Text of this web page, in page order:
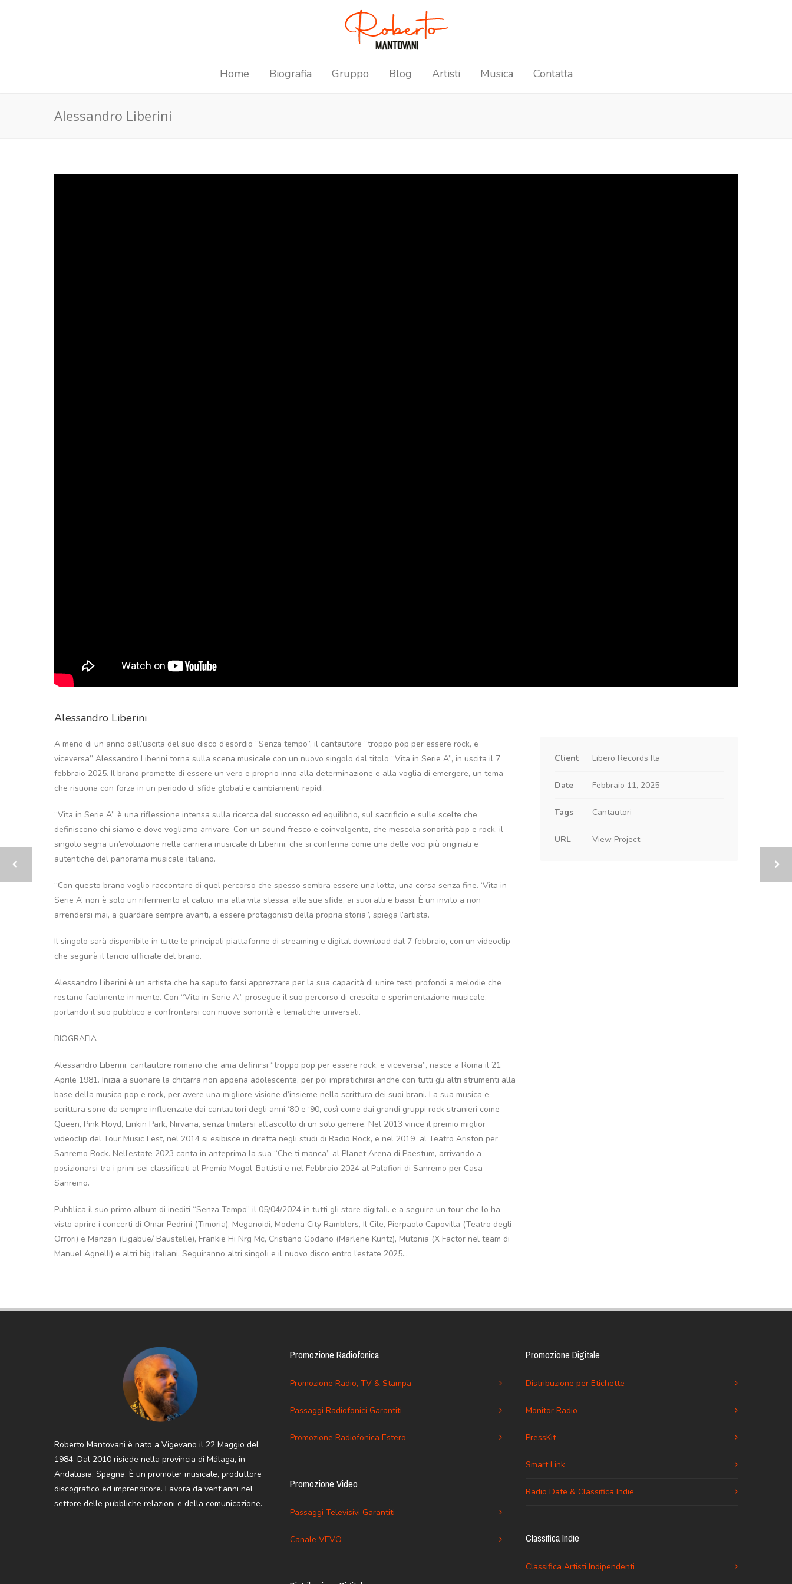
Home Biografia Gruppo Blog Artisti Musica Contatta
Alessandro Liberini
Alessandro Liberini
A meno di un anno dall’uscita del suo disco d’esordio “Senza tempo”, il cantautore “troppo pop per essere rock, e
viceversa” Alessandro Liberini torna sulla scena musicale con un nuovo singolo dal titolo “Vita in Serie A”, in uscita il 7
febbraio 2025. Il brano promette di essere un vero e proprio inno alla determinazione e alla voglia di emergere, un tema
che risuona con forza in un periodo di sfide globali e cambiamenti rapidi.
“Vita in Serie A” è una riflessione intensa sulla ricerca del successo ed equilibrio, sul sacrificio e sulle scelte che
definiscono chi siamo e dove vogliamo arrivare. Con un sound fresco e coinvolgente, che mescola sonorità pop e rock, il
singolo segna un’evoluzione nella carriera musicale di Liberini, che si conferma come una delle voci più originali e
autentiche del panorama musicale italiano.
“Con questo brano voglio raccontare di quel percorso che spesso sembra essere una lotta, una corsa senza fine. ‘Vita in
Serie A’ non è solo un riferimento al calcio, ma alla vita stessa, alle sue sfide, ai suoi alti e bassi. È un invito a non
arrendersi mai, a guardare sempre avanti, a essere protagonisti della propria storia”, spiega l’artista.
Il singolo sarà disponibile in tutte le principali piattaforme di streaming e digital download dal 7 febbraio, con un videoclip
che seguirà il lancio ufficiale del brano.
Alessandro Liberini è un artista che ha saputo farsi apprezzare per la sua capacità di unire testi profondi a melodie che
restano facilmente in mente. Con “Vita in Serie A”, prosegue il suo percorso di crescita e sperimentazione musicale,
portando il suo pubblico a confrontarsi con nuove sonorità e tematiche universali.
BIOGRAFIA
Alessandro Liberini, cantautore romano che ama definirsi “troppo pop per essere rock, e viceversa”, nasce a Roma il 21
Aprile 1981. Inizia a suonare la chitarra non appena adolescente, per poi impratichirsi anche con tutti gli altri strumenti alla
base della musica pop e rock, per avere una migliore visione d’insieme nella scrittura dei suoi brani. La sua musica e
scrittura sono da sempre influenzate dai cantautori degli anni ‘80 e ‘90, così come dai grandi gruppi rock stranieri come
Queen, Pink Floyd, Linkin Park, Nirvana, senza limitarsi all’ascolto di un solo genere. Nel 2013 vince il premio miglior
videoclip del Tour Music Fest, nel 2014 si esibisce in diretta negli studi di Radio Rock, e nel 2019 al Teatro Ariston per
Sanremo Rock. Nell’estate 2023 canta in anteprima la sua “Che ti manca” al Planet Arena di Paestum, arrivando a
posizionarsi tra i primi sei classificati al Premio Mogol-Battisti e nel Febbraio 2024 al Palafiori di Sanremo per Casa
Sanremo.
Pubblica il suo primo album di inediti “Senza Tempo” il 05/04/2024 in tutti gli store digitali. e a seguire un tour che lo ha
visto aprire i concerti di Omar Pedrini (Timoria), Meganoidi, Modena City Ramblers, Il Cile, Pierpaolo Capovilla (Teatro degli
Orrori) e Manzan (Ligabue/ Baustelle), Frankie Hi Nrg Mc, Cristiano Godano (Marlene Kuntz), Mutonia (X Factor nel team di
Manuel Agnelli) e altri big italiani. Seguiranno altri singoli e il nuovo disco entro l’estate 2025…
Client Libero Records Ita
Date Febbraio 11, 2025
Tags Cantautori
URL View Project
Roberto Mantovani è nato a Vigevano il 22 Maggio del
1984. Dal 2010 risiede nella provincia di Málaga, in
Andalusia, Spagna. È un promoter musicale, produttore
discografico ed imprenditore. Lavora da vent'anni nel
settore delle pubbliche relazioni e della comunicazione.
Promozione Radiofonica
Promozione Radio, TV & Stampa
Passaggi Radiofonici Garantiti
Promozione Radiofonica Estero
Promozione Video
Passaggi Televisivi Garantiti
Canale VEVO
Promozione Digitale
Distribuzione per Etichette
Monitor Radio
PressKit
Smart Link
Radio Date & Classifica Indie
Classifica Indie
Classifica Artisti Indipendenti